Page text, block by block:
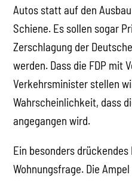
Autos statt auf den
Schiene. Es sollen sogar
Zerschlagung der
werden. Dass die FDP mit
Verkehrsminister stellen
Wahrscheinlichkeit, dass
angegangen wird.
Ein besonders
Wohnungsfrage. Die